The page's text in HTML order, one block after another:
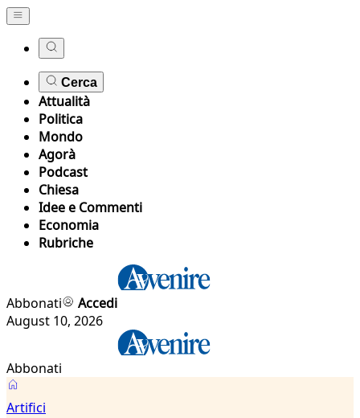
Cerca
Attualità
Politica
Mondo
Agorà
Podcast
Chiesa
Idee e Commenti
Economia
Rubriche
Abbonati
Accedi
August 10, 2026
Abbonati
Artifici